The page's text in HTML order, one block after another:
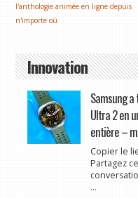
l'anthologie animée en ligne depuis
n'importe où
Innovation
Samsung
Ultra 2 en
entière –
Copier le
Partagez
...